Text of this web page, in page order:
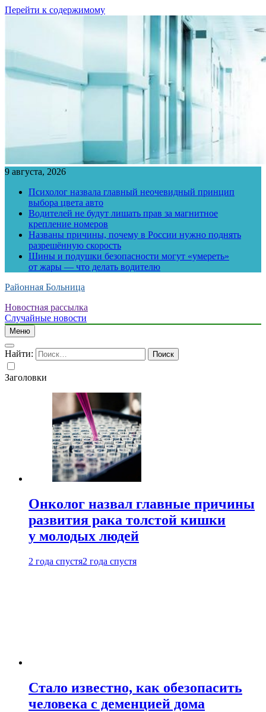
Перейти к содержимому
9 августа, 2026
Психолог назвала главный неочевидный принцип
выбора цвета авто
Водителей не будут лишать прав за магнитное
крепление номеров
Названы причины, почему в России нужно поднять
разрешённую скорость
Шины и подушки безопасности могут «умереть»
от жары — что делать водителю
Районная Больница
Новостная рассылка
Случайные новости
Меню
Найти:
Заголовки
Онколог назвал главные причины
развития рака толстой кишки
у молодых людей
2 года спустя2 года спустя
Стало известно, как обезопасить
человека с деменцией дома